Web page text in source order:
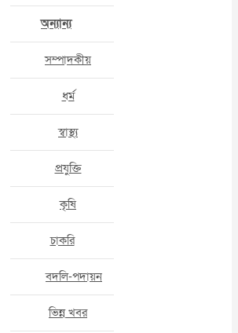
অন্যান্য
সম্পাদকীয়
ধর্ম
স্বাস্থ্য
প্রযুক্তি
কৃষি
চাকরি
বদলি-পদায়ন
ভিন্ন খবর